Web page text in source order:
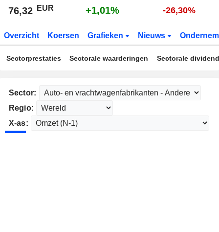
76,32 EUR +1,01% -26,30%
Overzicht Koersen Grafieken Nieuws
Sectorprestaties Sectorale waarderingen Sectorale
Sector:
Regio:
X-as: